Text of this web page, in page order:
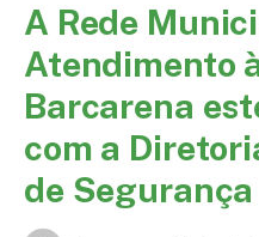
A Rede
Atendimento
Barcarena
com a
de Segurança